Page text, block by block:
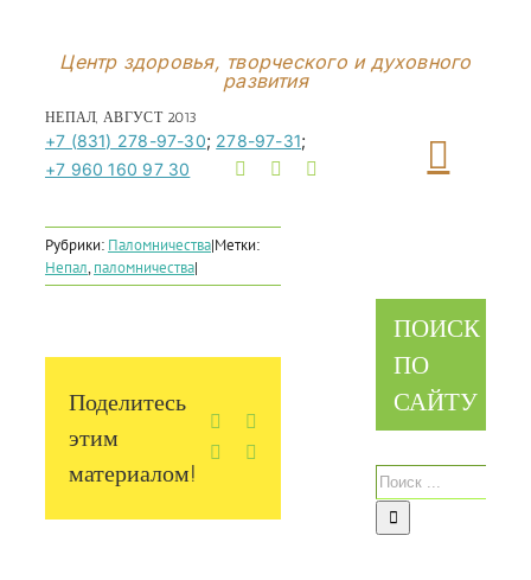
Центр здоровья, творческого и духовного
развития
НЕПАЛ, АВГУСТ 2013
+7 (831) 278-97-30; 278-97-31;
+7 960 160 97 30
Рубрики: Паломничества|Метки:
Непал,паломничества|
Поделитесь
этим
материалом!
Facebook
ПОИСК
ПО
САЙТУ
Результат
поиска: